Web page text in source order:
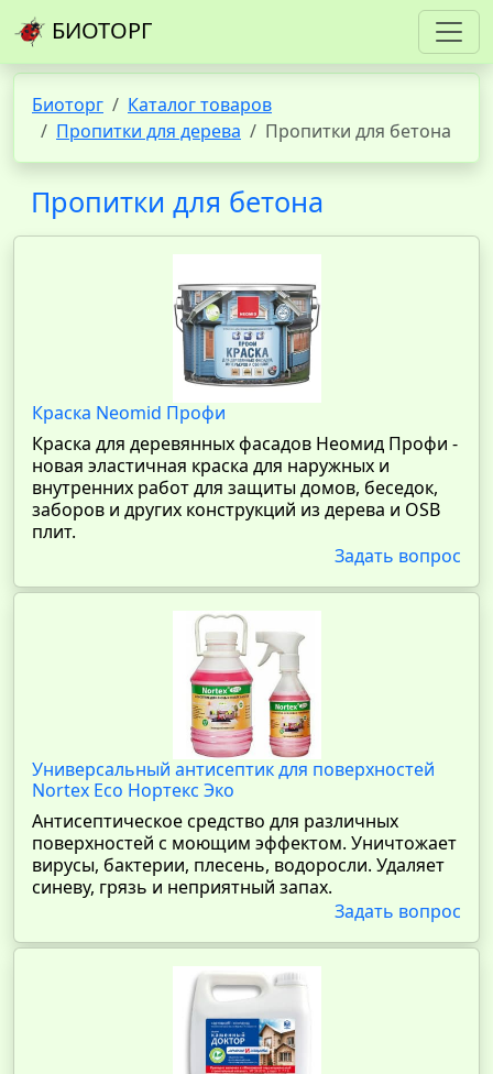
БИОТОРГ
Биоторг
Каталог товаров
Пропитки для дерева
Пропитки для бетона
Пропитки для бетона
Краска Neomid Профи
Краска для деревянных фасадов Неомид Профи -
новая эластичная краска для наружных и
внутренних работ для защиты домов, беседок,
заборов и других конструкций из дерева и OSB
плит.
Задать вопрос
Универсальный антисептик для поверхностей
Nortex Eco Нортекс Эко
Антисептическое средство для различных
поверхностей с моющим эффектом. Уничтожает
вирусы, бактерии, плесень, водоросли. Удаляет
синеву, грязь и неприятный запах.
Задать вопрос